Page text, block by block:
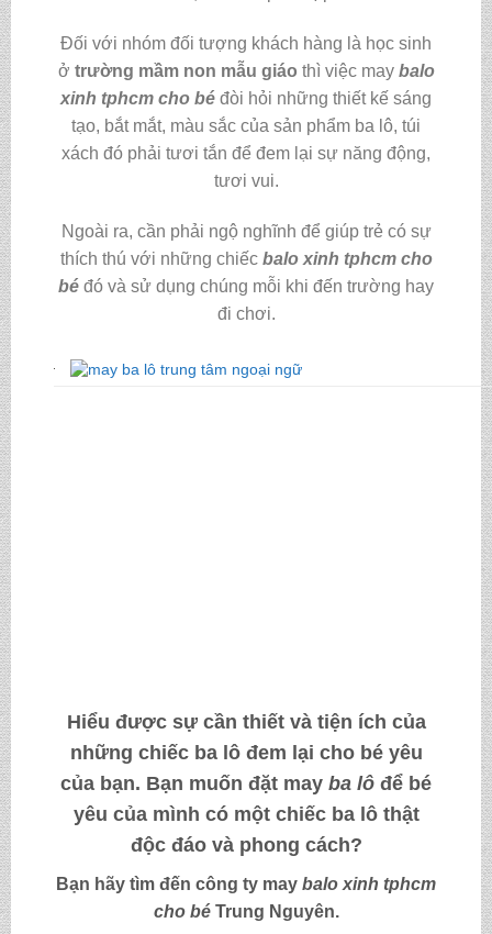
Đối với nhóm đối tượng khách hàng là học sinh
ở trường mầm non mẫu giáo thì việc may balo
xinh tphcm cho bé đòi hỏi những thiết kế sáng
tạo, bắt mắt, màu sắc của sản phẩm ba lô, túi
xách đó phải tươi tắn để đem lại sự năng động,
tươi vui.
Ngoài ra, cần phải ngộ nghĩnh để giúp trẻ có sự
thích thú với những chiếc balo xinh tphcm cho
bé đó và sử dụng chúng mỗi khi đến trường hay
đi chơi.
Hiểu được sự cần thiết và tiện ích của
những chiếc ba lô đem lại cho bé yêu
của bạn. Bạn muốn đặt may ba lô để bé
yêu của mình có một chiếc ba lô thật
độc đáo và phong cách?
Bạn hãy tìm đến công ty may balo xinh tphcm
cho bé Trung Nguyên.